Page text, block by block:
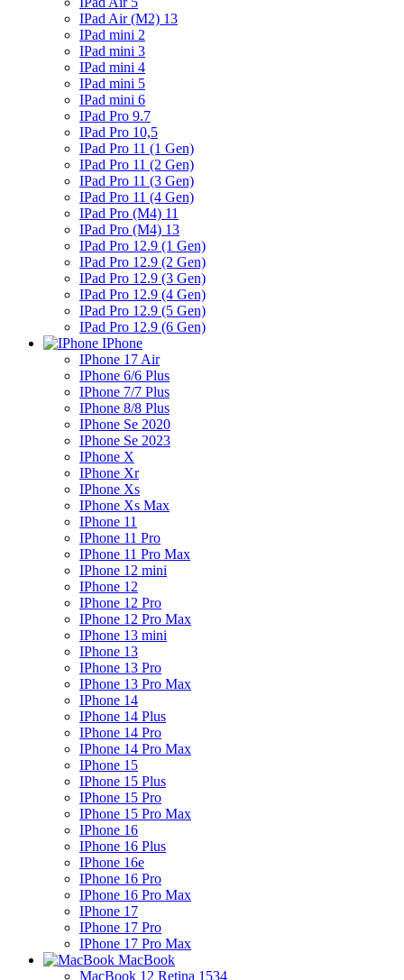
IPad Air (M2) 13
IPad mini 2
IPad mini 3
IPad mini 4
IPad mini 5
IPad mini 6
IPad Pro 9.7
IPad Pro 10,5
IPad Pro 11 (1 Gen)
IPad Pro 11 (2 Gen)
IPad Pro 11 (3 Gen)
IPad Pro 11 (4 Gen)
IPad Pro (M4) 11
IPad Pro (M4) 13
IPad Pro 12.9 (1 Gen)
IPad Pro 12.9 (2 Gen)
IPad Pro 12.9 (3 Gen)
IPad Pro 12.9 (4 Gen)
IPad Pro 12.9 (5 Gen)
IPad Pro 12.9 (6 Gen)
IPhone
IPhone 17 Air
IPhone 6/6 Plus
IPhone 7/7 Plus
IPhone 8/8 Plus
IPhone Se 2020
IPhone Se 2023
IPhone X
IPhone Xr
IPhone Xs
IPhone Xs Max
IPhone 11
IPhone 11 Pro
IPhone 11 Pro Max
IPhone 12 mini
IPhone 12
IPhone 12 Pro
IPhone 12 Pro Max
IPhone 13 mini
IPhone 13
IPhone 13 Pro
IPhone 13 Pro Max
IPhone 14
IPhone 14 Plus
IPhone 14 Pro
IPhone 14 Pro Max
IPhone 15
IPhone 15 Plus
IPhone 15 Pro
IPhone 15 Pro Max
IPhone 16
IPhone 16 Plus
IPhone 16e
IPhone 16 Pro
IPhone 16 Pro Max
IPhone 17
IPhone 17 Pro
IPhone 17 Pro Max
MacBook
MacBook 12 Retina 1534